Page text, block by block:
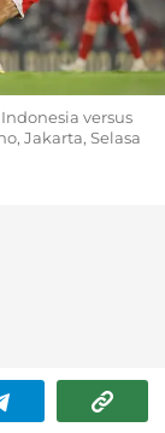
versus
Jakarta, Selasa